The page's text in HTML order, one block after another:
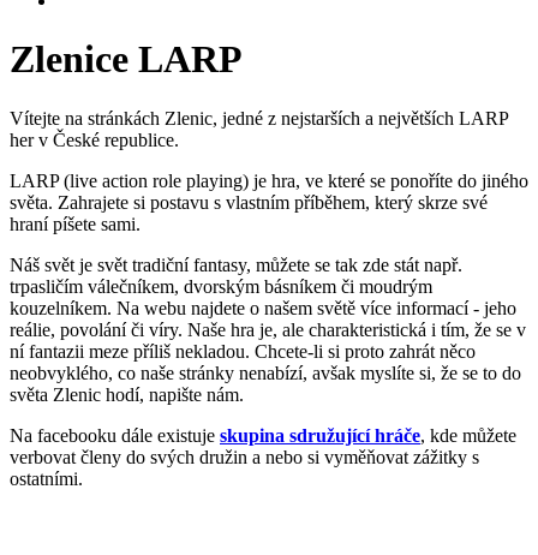
Zlenice LARP
Vítejte na stránkách Zlenic, jedné z nejstarších a největších LARP
her v České republice.
LARP (live action role playing) je hra, ve které se ponoříte do jiného
světa. Zahrajete si postavu s vlastním příběhem, který skrze své
hraní píšete sami.
Náš svět je svět tradiční fantasy, můžete se tak zde stát např.
trpasličím válečníkem, dvorským básníkem či moudrým
kouzelníkem. Na webu najdete o našem světě více informací - jeho
reálie, povolání či víry. Naše hra je, ale charakteristická i tím, že se v
ní fantazii meze příliš nekladou. Chcete-li si proto zahrát něco
neobvyklého, co naše stránky nenabízí, avšak myslíte si, že se to do
světa Zlenic hodí, napište nám.
Na facebooku dále existuje skupina sdružující hráče, kde můžete
verbovat členy do svých družin a nebo si vyměňovat zážitky s
ostatními.